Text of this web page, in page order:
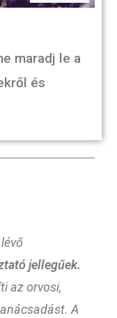
maradj le a
és
jellegűek.
az orvosi,
A